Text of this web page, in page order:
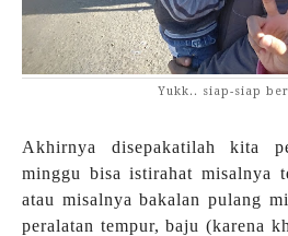
Yukk.. siap-siap
Akhirnya disepakatilah kita
minggu bisa istirahat misalnya
atau misalnya bakalan pulang
peralatan tempur, baju (karena